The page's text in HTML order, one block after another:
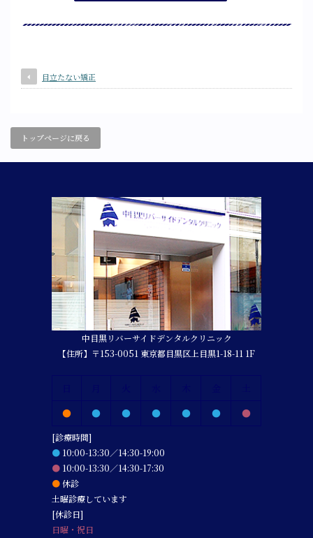
目立たない矯正
トップページに戻る
中目黒リバーサイドデンタルクリニック
【住所】〒153-0051 東京都目黒区上目黒1-18-11 1F
●
● ● ● ● ● ●
[診療時間]
● 10:00-13:30／14:30-19:00
● 10:00-13:30／14:30-17:30
●休診
土曜診療しています
[休診日]
日曜・祝日